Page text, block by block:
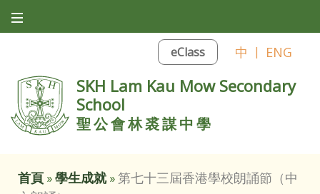
eClass 中 | ENG
SKH Lam Kau Mow Secondary
School
聖公會林裘謀中學
首頁 »學生成就»第七十三屆香港學校朗誦節（中